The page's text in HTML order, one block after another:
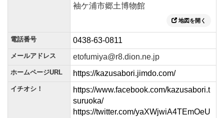
袖ケ浦市郷土博物館
地図を開く
電話番号 0438-63-0811
メールアドレス etofumiya@r8.dion.ne.jp
ホームページURL https://kazusabori.jimdo.com/
イチオシ！
https://www.facebook.com/kazusabori.t
suruoka/
https://twitter.com/yaXWjwiA4TEmOeU